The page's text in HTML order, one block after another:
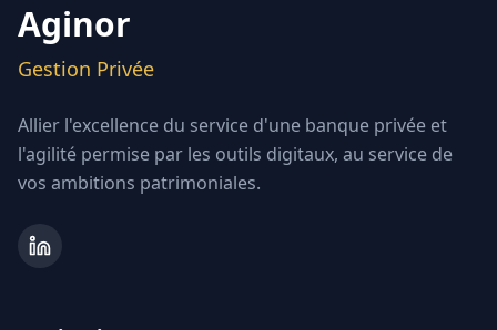
Aginor
Gestion Privée
Allier l'excellence du service d'une banque privée et
l'agilité permise par les outils digitaux, au service de
vos ambitions patrimoniales.